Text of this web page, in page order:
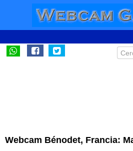
Webcam Bénodet, Francia: